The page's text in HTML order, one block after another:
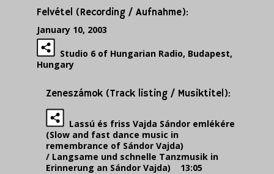
Felvétel (Recording / Aufnahme):
January 10, 2003
Studio 6 of Hungarian Radio, Budapest,
Hungary
Zeneszámok (Track listing / Musiktitel):
Lassú és friss Vajda Sándor emlékére
(Slow and fast dance music in
remembrance of Sándor Vajda)
/ Langsame und schnelle Tanzmusik in
Erinnerung an Sándor Vajda) 13:05